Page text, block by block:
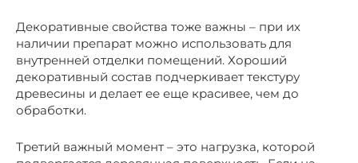
Декоративные свойства тоже важны – при их
наличии препарат можно использовать для
внутренней отделки помещений. Хороший
декоративный состав подчеркивает текстуру
древесины и делает ее еще красивее, чем до
обработки.
Третий важный момент – это нагрузка, которой